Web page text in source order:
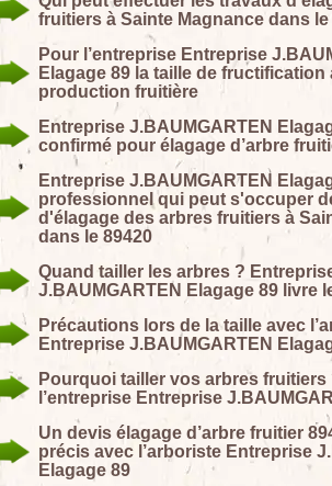
fruitiers à Sainte Magnance dans le
Pour l’entreprise Entreprise
Elagage 89 la taille de fructification
production fruitière
Entreprise J.BAUMGARTEN
confirmé pour élagage d’arbre
Entreprise J.BAUMGARTEN
professionnel qui peut s'occuper
d'élagage des arbres fruitiers à
dans le 89420
Quand tailler les arbres ?
J.BAUMGARTEN Elagage 89 livre
Précautions lors de la taille avec
Entreprise J.BAUMGARTEN
Pourquoi tailler vos arbres fruitiers
l’entreprise Entreprise
Un devis élagage d’arbre fruitier
précis avec l’arboriste Entreprise
Elagage 89